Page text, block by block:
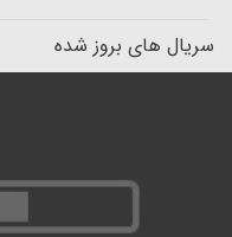
سریال های بروز شده